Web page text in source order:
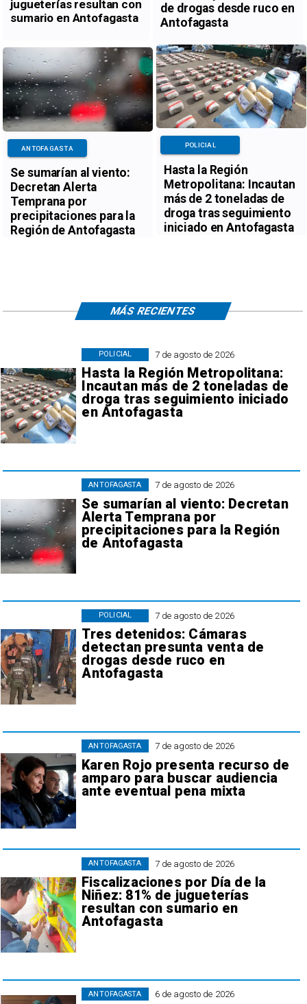
jugueterías resultan con
sumario en Antofagasta
de drogas desde ruco en
Antofagasta
Se sumarían al viento:
Decretan Alerta
Temprana por
precipitaciones para la
Región de Antofagasta
ANTOFAGASTA
Hasta la Región
Metropolitana: Incautan
más de 2 toneladas de
droga tras seguimiento
iniciado en Antofagasta
POLICIAL
7 de agosto de 2026
Hasta la Región Metropolitana:
Incautan más de 2 toneladas de
droga tras seguimiento iniciado
en Antofagasta
POLICIAL
7 de agosto de 2026
Se sumarían al viento: Decretan
Alerta Temprana por
precipitaciones para la Región
de Antofagasta
ANTOFAGASTA
7 de agosto de 2026
Tres detenidos: Cámaras
detectan presunta venta de
drogas desde ruco en
Antofagasta
POLICIAL
7 de agosto de 2026
Karen Rojo presenta recurso de
amparo para buscar audiencia
ante eventual pena mixta
ANTOFAGASTA
7 de agosto de 2026
Fiscalizaciones por Día de la
Niñez: 81% de jugueterías
resultan con sumario en
Antofagasta
ANTOFAGASTA
6 de agosto de 2026
ANTOFAGASTA
MÁS RECIENTES